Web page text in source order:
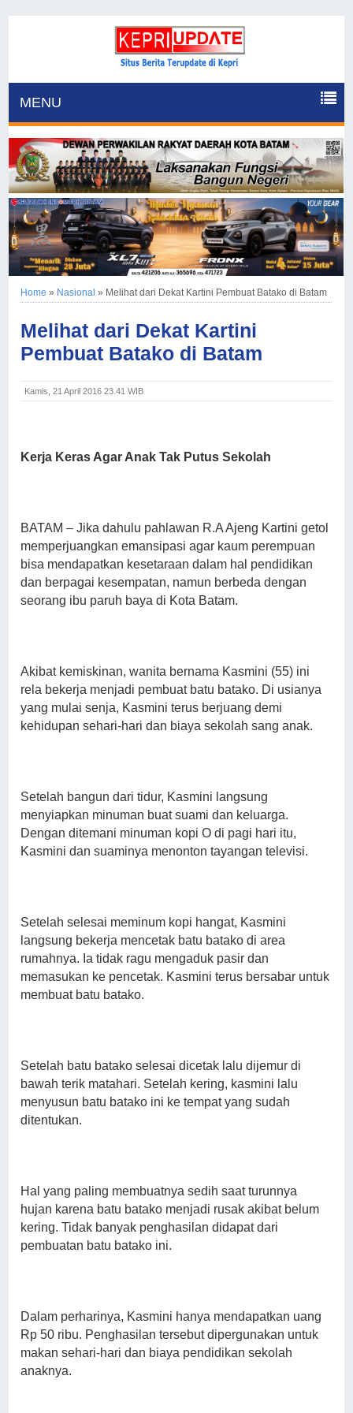
MENU
Home » Nasional » Melihat dari Dekat Kartini Pembuat Batako di Batam
Melihat dari Dekat Kartini
Pembuat Batako di Batam
Kamis, 21 April 2016 23.41 WIB
Kerja Keras Agar Anak Tak Putus Sekolah
BATAM – Jika dahulu pahlawan R.A Ajeng Kartini getol
memperjuangkan emansipasi agar kaum perempuan
bisa mendapatkan kesetaraan dalam hal pendidikan
dan berpagai kesempatan, namun berbeda dengan
seorang ibu paruh baya di Kota Batam.
Akibat kemiskinan, wanita bernama Kasmini (55) ini
rela bekerja menjadi pembuat batu batako. Di usianya
yang mulai senja, Kasmini terus berjuang demi
kehidupan sehari-hari dan biaya sekolah sang anak.
Setelah bangun dari tidur, Kasmini langsung
menyiapkan minuman buat suami dan keluarga.
Dengan ditemani minuman kopi O di pagi hari itu,
Kasmini dan suaminya menonton tayangan televisi.
Setelah selesai meminum kopi hangat, Kasmini
langsung bekerja mencetak batu batako di area
rumahnya. Ia tidak ragu mengaduk pasir dan
memasukan ke pencetak. Kasmini terus bersabar untuk
membuat batu batako.
Setelah batu batako selesai dicetak lalu dijemur di
bawah terik matahari. Setelah kering, kasmini lalu
menyusun batu batako ini ke tempat yang sudah
ditentukan.
Hal yang paling membuatnya sedih saat turunnya
hujan karena batu batako menjadi rusak akibat belum
kering. Tidak banyak penghasilan didapat dari
pembuatan batu batako ini.
Dalam perharinya, Kasmini hanya mendapatkan uang
Rp 50 ribu. Penghasilan tersebut dipergunakan untuk
makan sehari-hari dan biaya pendidikan sekolah
anaknya.